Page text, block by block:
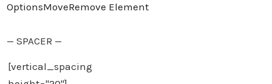
OptionsMoveRemove Element
— SPACER —